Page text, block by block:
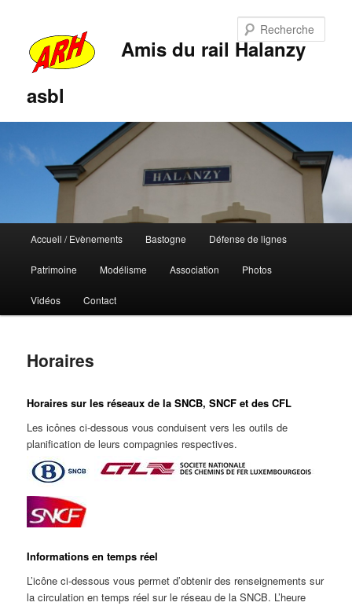
Amis du rail Halanzy
asbl
principal
Aller
au
contenu
Aller
au
contenu
Accueil / Evènements Bastogne Défense de lignes
Patrimoine Modélisme Association Photos
Vidéos Contact
Horaires
Horaires sur les réseaux de la SNCB, SNCF et des CFL
Les icônes ci-dessous vous conduisent vers les outils de
planification de leurs compagnies respectives.
Informations en temps réel
L’icône ci-dessous vous permet d’obtenir des renseignements sur
la circulation en temps réel sur le réseau de la SNCB. L’heure